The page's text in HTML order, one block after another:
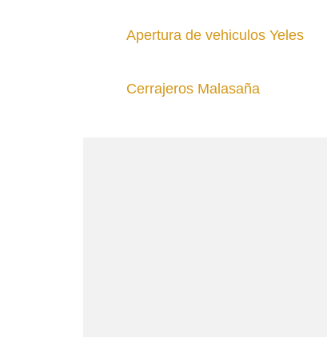
Apertura de vehiculos Yeles
Cerrajeros Malasaña